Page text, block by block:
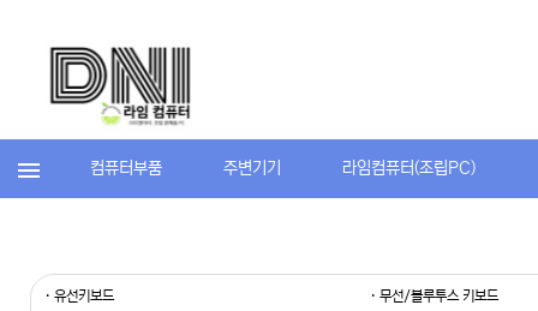
컴퓨터부품 주변기기 라임컴퓨터(조립PC)
· 유선키보드 · 무선/블루투스 키보드